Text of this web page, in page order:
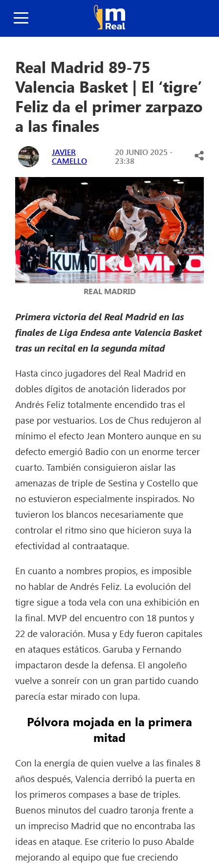
Real Madrid 89-75
Valencia Basket | El ‘tigre’
Feliz da el primer zarpazo
a las finales
JAVIER
CAMELLO
20 JUNIO 2025 -
23:38
REAL MADRID
Primera victoria del Real Madrid en las
finales de Liga Endesa ante Valencia Basket
tras un recital en la segunda mitad
Hasta cinco jugadores del Real Madrid en
dobles dígitos de anotación liderados por
Andrés Feliz totalmente encendido tras el
pase por vestuarios. Los de Chus redujeron al
mínimo el efecto Jean Montero aunque en su
defecto emergió Badio con un enorme tercer
cuarto. También consiguieron aislar las
amenazas de triple de Sestina y Costello que
no estuvieron especialmente inspirados. No
tuvieron los blancos necesariamente que
controlar el ritmo sino que hicieron suya la
efectividad al contraataque.
En cuanto a nombres propios, es imposible
no hablar de Andrés Feliz. La evolución del
tigre sigue a toda vela con una exhibición en
la final. MVP del encuentro con 18 puntos y
22 de valoración. Musa y Edy fueron capitales
en ataques estáticos. Garuba y Fernando
impactaron desde la defensa. El angoleño
vuelve a sonreír con un gran partido cuando
parecía estar mirado con lupa.
Pólvora mojada en la primera
mitad
Con la energía de quien vuelve a las finales 8
años después, Valencia derribó la puerta en
los primeros compases a base de triples.
Buenos minutos del cuadro taronja frente a
un impreciso Madrid que no encontraba las
ideas en ataque. Ese criterio lo puso Abalde
mejorando al equipo que fue creciendo